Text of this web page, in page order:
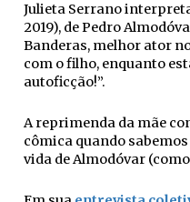
Julieta Serrano
2019), de Pedro
Banderas, melhor ator
com o filho, enquanto
autoficção!”.
A reprimenda da mãe
cômica quando sabemos
vida de Almodóvar